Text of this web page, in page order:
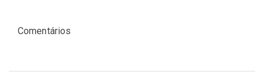
Comentários